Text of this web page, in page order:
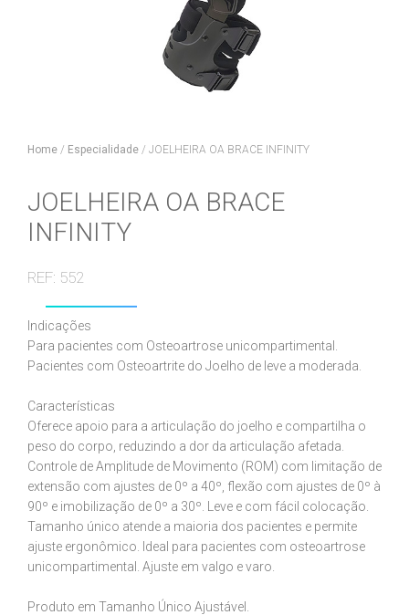
Home / Especialidade / JOELHEIRA OA BRACE INFINITY
JOELHEIRA OA BRACE
INFINITY
REF: 552
Indicações
Para pacientes com Osteoartrose unicompartimental.
Pacientes com Osteoartrite do Joelho de leve a moderada.
Características
Oferece apoio para a articulação do joelho e compartilha o
peso do corpo, reduzindo a dor da articulação afetada.
Controle de Amplitude de Movimento (ROM) com limitação de
extensão com ajustes de 0º a 40º, flexão com ajustes de 0º à
90º e imobilização de 0º a 30º. Leve e com fácil colocação.
Tamanho único atende a maioria dos pacientes e permite
ajuste ergonômico. Ideal para pacientes com osteoartrose
unicompartimental. Ajuste em valgo e varo.
Produto em Tamanho Único Ajustável.